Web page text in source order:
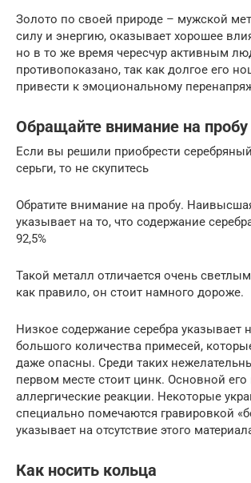
Золото по своей природе – мужской
силу и энергию, оказывает хорошее
но в то же время чересчур активным
противопоказано, так как долгое его
привести к эмоциональному
Обращайте внимание на пробу
Если вы решили приобрести
серьги, то не скупитесь
Обратите внимание на пробу.
указывает на то, что содержание
92,5%
Такой металл отличается очень
как правило, он стоит намного дороже.
Низкое содержание серебра указывает
большого количества примесей,
даже опасны. Среди таких
первом месте стоит цинк. Основной его
аллергические реакции. Некоторые
специально помечаются гравировкой
указывает на отсутствие этого
Как носить кольца